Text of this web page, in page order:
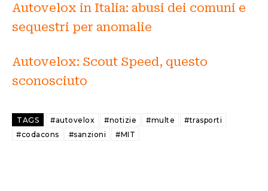
Autovelox in Italia: abusi dei comuni e
sequestri per anomalie
Autovelox: Scout Speed, questo
sconosciuto
TAGS #autovelox #notizie #multe
#trasporti
#codacons
#sanzioni #MIT